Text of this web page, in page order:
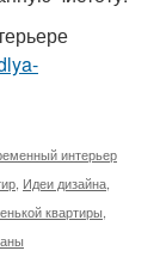
интерьер
Идеи дизайна
квартиры